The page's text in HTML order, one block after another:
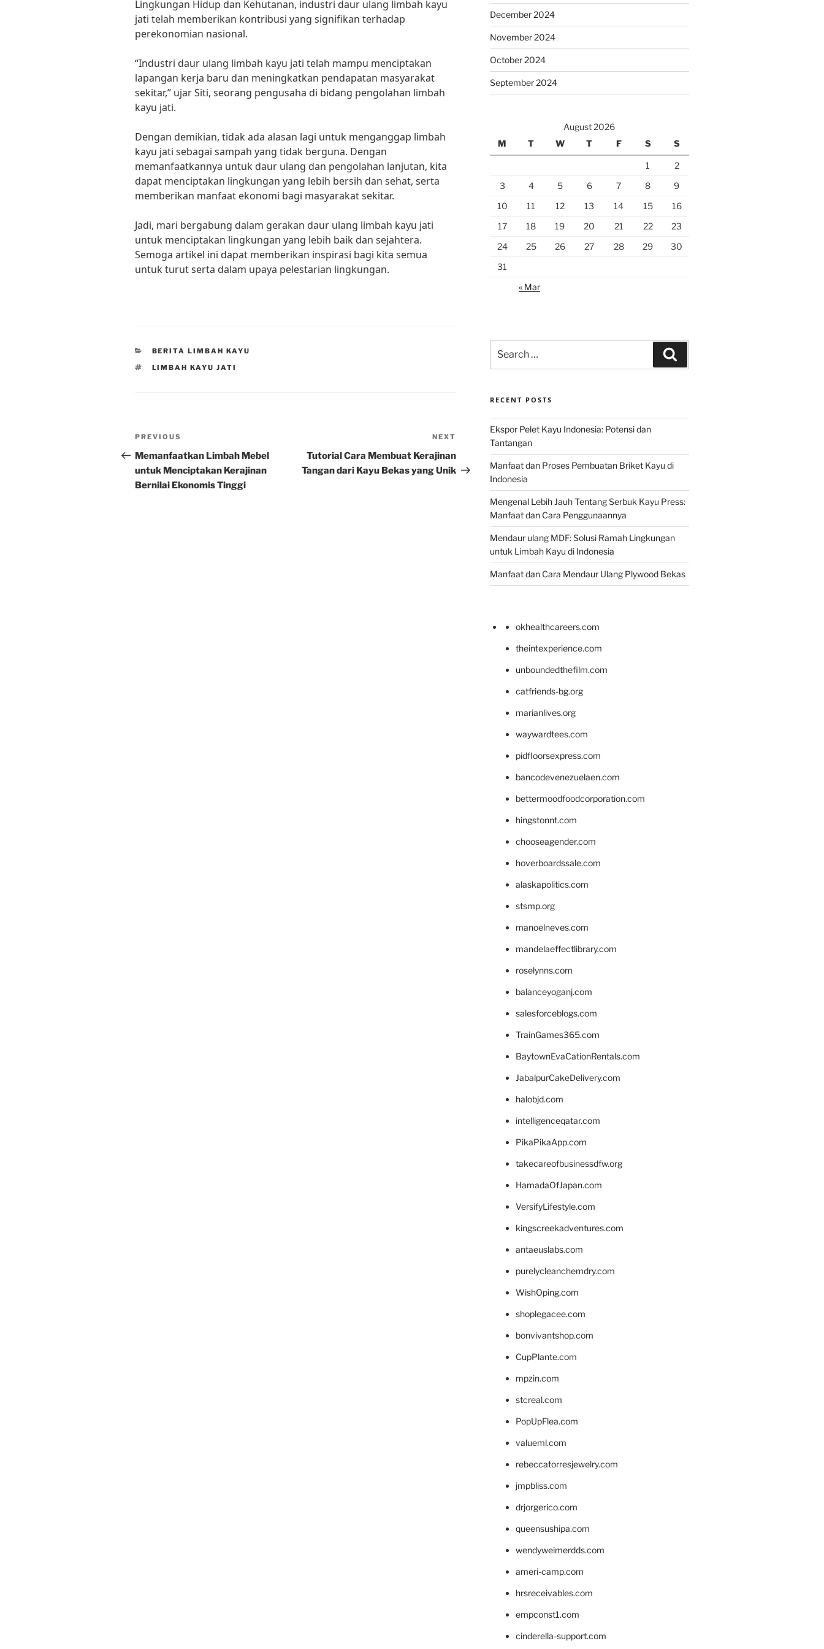
Lingkungan Hidup dan Kehutanan, industri daur ulang limbah kayu
jati telah memberikan kontribusi yang signifikan terhadap
perekonomian nasional.
“Industri daur ulang limbah kayu jati telah mampu menciptakan
lapangan kerja baru dan meningkatkan pendapatan masyarakat
sekitar,” ujar Siti, seorang pengusaha di bidang pengolahan limbah
kayu jati.
Dengan demikian, tidak ada alasan lagi untuk menganggap limbah
kayu jati sebagai sampah yang tidak berguna. Dengan
memanfaatkannya untuk daur ulang dan pengolahan lanjutan, kita
dapat menciptakan lingkungan yang lebih bersih dan sehat, serta
memberikan manfaat ekonomi bagi masyarakat sekitar.
Jadi, mari bergabung dalam gerakan daur ulang limbah kayu jati
untuk menciptakan lingkungan yang lebih baik dan sejahtera.
Semoga artikel ini dapat memberikan inspirasi bagi kita semua
untuk turut serta dalam upaya pelestarian lingkungan.
CATEGORIES
BERITA LIMBAH KAYU
TAGS
LIMBAH KAYU JATI
Post
navigation
Previous
Post
PREVIOUS
Memanfaatkan Limbah Mebel
untuk Menciptakan Kerajinan
Bernilai Ekonomis Tinggi
Post
NEXT
Tutorial Cara Membuat Kerajinan
Tangan dari Kayu Bekas yang Unik
December 2024
November 2024
October 2024
September 2024
August 2026
M
T W T F S S
1
2
3
4 5 6 7 8
9
10
11 12 13 14 15
16
17
18 19 20 21 22
23
24
25 26 27 28 29
30
31
« Mar
for:
RECENT POSTS
Ekspor Pelet Kayu Indonesia: Potensi dan
Tantangan
Manfaat dan Proses Pembuatan Briket Kayu di
Indonesia
Mengenal Lebih Jauh Tentang Serbuk Kayu Press:
Manfaat dan Cara Penggunaannya
Mendaur ulang MDF: Solusi Ramah Lingkungan
untuk Limbah Kayu di Indonesia
Manfaat dan Cara Mendaur Ulang Plywood Bekas
okhealthcareers.com
theintexperience.com
unboundedthefilm.com
catfriends-bg.org
marianlives.org
waywardtees.com
pidfloorsexpress.com
bancodevenezuelaen.com
bettermoodfoodcorporation.com
hingstonnt.com
chooseagender.com
hoverboardssale.com
alaskapolitics.com
stsmp.org
manoelneves.com
mandelaeffectlibrary.com
roselynns.com
balanceyoganj.com
salesforceblogs.com
TrainGames365.com
BaytownEvaCationRentals.com
JabalpurCakeDelivery.com
halobjd.com
intelligenceqatar.com
PikaPikaApp.com
takecareofbusinessdfw.org
HamadaOfJapan.com
VersifyLifestyle.com
kingscreekadventures.com
antaeuslabs.com
purelycleanchemdry.com
WishOping.com
shoplegacee.com
bonvivantshop.com
CupPlante.com
mpzin.com
stcreal.com
PopUpFlea.com
valueml.com
rebeccatorresjewelry.com
jmpbliss.com
drjorgerico.com
queensushipa.com
wendyweimerdds.com
ameri-camp.com
hrsreceivables.com
empconst1.com
cinderella-support.com